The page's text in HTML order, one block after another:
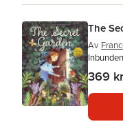
The
Av
369 kr